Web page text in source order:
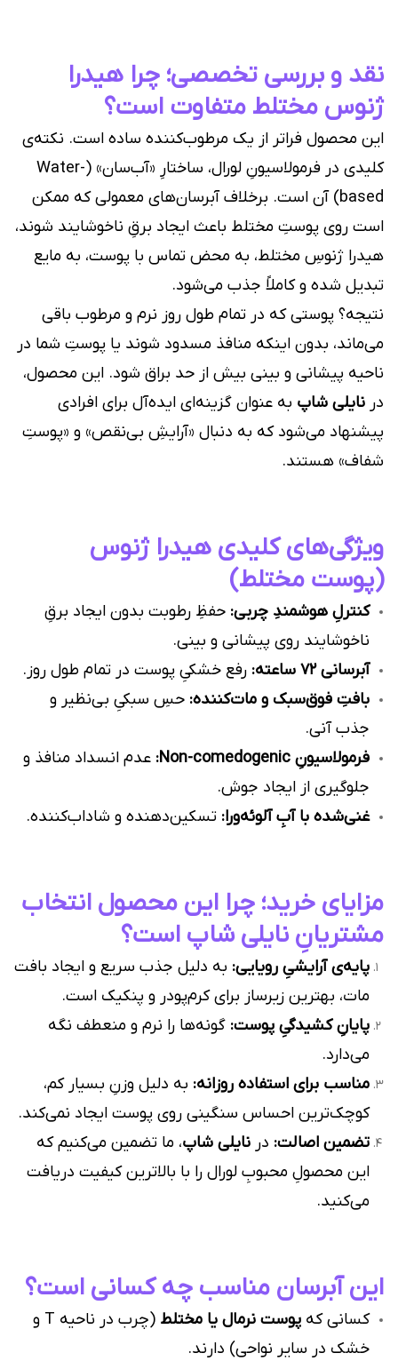
نقد و بررسی تخصصی؛ چرا هیدرا
ژنوس مختلط متفاوت است؟
این محصول فراتر از یک مرطوب‌کننده ساده است. نکته‌ی
کلیدی در فرمولاسیونِ لورال، ساختارِ «آب‌سان» (Water-
based) آن است. برخلاف آبرسان‌های معمولی که ممکن
است روی پوستِ مختلط باعث ایجاد برقِ ناخوشایند شوند،
هیدرا ژنوسِ مختلط، به محض تماس با پوست، به مایع
تبدیل شده و کاملاً جذب می‌شود.
نتیجه؟ پوستی که در تمام طول روز نرم و مرطوب باقی
می‌ماند، بدون اینکه منافذ مسدود شوند یا پوستِ شما در
ناحیه پیشانی و بینی بیش از حد براق شود. این محصول،
در نایلی شاپ به عنوان گزینه‌ای ایده‌آل برای افرادی
پیشنهاد می‌شود که به دنبال «آرایشِ بی‌نقص» و «پوستِ
شفاف» هستند.
ویژگی‌های کلیدی هیدرا ژنوس
(پوست مختلط)
کنترلِ هوشمندِ چربی: حفظِ رطوبت بدون ایجاد برقِ
ناخوشایند روی پیشانی و بینی.
آبرسانی ۷۲ ساعته:
رفع خشکیِ پوست در تمام طول روز.
بافتِ فوق‌سبک و مات‌کننده: حسِ سبکیِ بی‌نظیر و
جذب آنی.
فرمولاسیونِ Non-comedogenic:
عدم انسداد منافذ و
جلوگیری از ایجاد جوش.
غنی‌شده با آبِ آلوئه‌ورا: تسکین‌دهنده و شاداب‌کننده.
مزایای خرید؛ چرا این محصول انتخاب
مشتریانِ نایلی شاپ است؟
پایه‌ی آرایشیِ رویایی: به دلیل جذب سریع و ایجاد بافت
مات، بهترین زیرساز برای کرم‌پودر و پنکیک است.
پایانِ کشیدگیِ پوست: گونه‌ها را نرم و منعطف نگه
می‌دارد.
مناسب برای استفاده روزانه: به دلیل وزنِ بسیار کم،
کوچک‌ترین احساس سنگینی روی پوست ایجاد نمی‌کند.
تضمین اصالت: در نایلی شاپ، ما تضمین می‌کنیم که
این محصولِ محبوبِ لورال را با بالاترین کیفیت دریافت
می‌کنید.
این آبرسان مناسب چه کسانی است؟
کسانی که پوست نرمال یا مختلط
(چرب در ناحیه T و
خشک در سایر نواحی) دارند.